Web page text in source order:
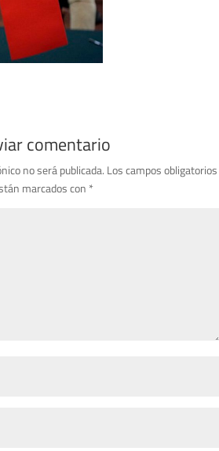
comentario
no será publicada. Los campos obligatorios
marcados con *